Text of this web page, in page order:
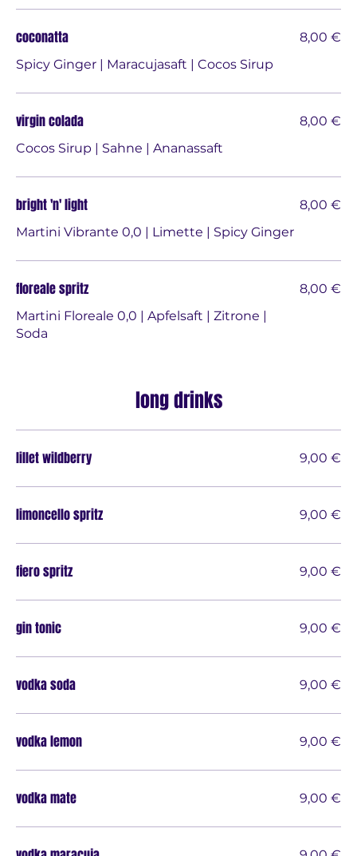
coconatta
Spicy Ginger | Maracujasaft | Cocos Sirup
8,00 €
virgin colada
Cocos Sirup | Sahne | Ananassaft
8,00 €
bright 'n' light
Martini Vibrante 0,0 | Limette | Spicy Ginger
8,00 €
floreale spritz
Martini Floreale 0,0 | Apfelsaft | Zitrone |
Soda
8,00 €
long drinks
lillet wildberry 9,00 €
limoncello spritz 9,00 €
fiero spritz 9,00 €
gin tonic 9,00 €
vodka soda 9,00 €
vodka lemon 9,00 €
vodka mate 9,00 €